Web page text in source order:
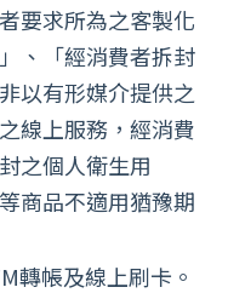
要求所為之客製化
、「經消費者拆封
以有形媒介提供之
線上服務，經消費
之個人衛生用
商品不適用猶豫期
轉帳及線上刷卡。